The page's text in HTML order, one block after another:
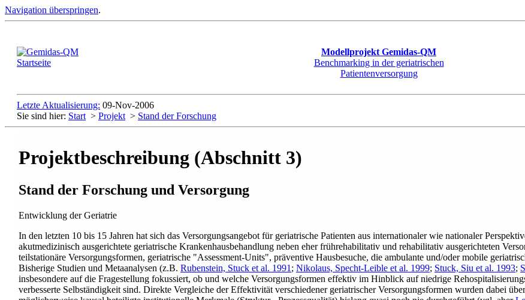
Navigation überspringen.
Modellprojekt Gemidas-QM
Benchmarking in der geriatrischen
Patientenversorgung
Letzte Aktualisierung: 09-Nov-2006
Sie sind hier: Start > Projekt > Stand der Forschung
Projektbeschreibung (Abschnitt 3)
Stand der Forschung und Versorgung
Entwicklung der Geriatrie
In den letzten 10 bis 15 Jahren hat sich das Versorgungsangebot für geriatrische Patienten aus internationaler wie nationaler
akutmedizinisch ausgerichtete geriatrische Krankenhausbehandlung neben eher frührehabilitativ und rehabilitativ ausgerichteten
teilstationäre Versorgungsformen, geriatrische "Assessment-Units", präventive Hausbesuche, die ambulante und/oder mobile
Bisherige Studien und Metaanalysen (z.B. Rubenstein, Stuck et al. 1991 ; Nikolaus, Specht-Leible et al. 1999; Stuck, Siu et al. 1993;
insbesondere auf die Fragestellung fokussiert, ob und welche Versorgungsformen effektiv im Hinblick auf niedrige
verbesserte Selbständigkeit sind. Direkte Vergleiche der Effektivität verschiedener geriatrischer Versorgungsformen wurden dabei